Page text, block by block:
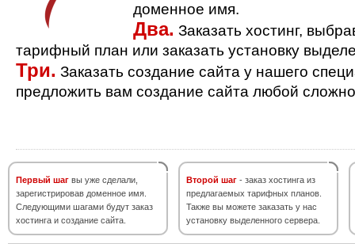
доменное имя.
Два. Заказать хостинг,
тарифный план или заказать установку
Три. Заказать создание сайта у нашего
предложить вам создание сайта любой
Первый шаг вы уже сделали,
зарегистрировав доменное имя.
Следующими шагами будут заказ
хостинга и создание сайта.
Второй шаг - заказ хостинга из
предлагаемых тарифных планов.
Также вы можете заказать у нас
установку выделенного сервера.